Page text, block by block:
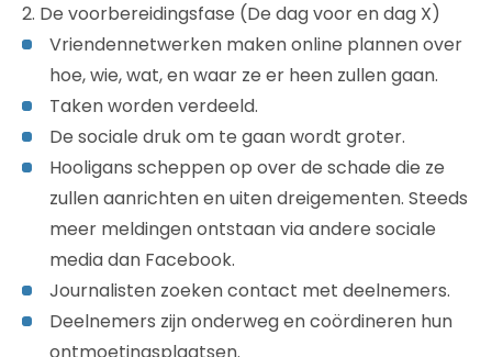
2. De voorbereidingsfase (De dag voor en dag X)
Vriendennetwerken maken online plannen over
hoe, wie, wat, en waar ze er heen zullen gaan.
Taken worden verdeeld.
De sociale druk om te gaan wordt groter.
Hooligans scheppen op over de schade die ze
zullen aanrichten en uiten dreigementen. Steeds
meer meldingen ontstaan via andere sociale
media dan Facebook.
Journalisten zoeken contact met deelnemers.
Deelnemers zijn onderweg en coördineren hun